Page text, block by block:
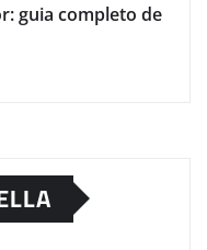
guia completo de